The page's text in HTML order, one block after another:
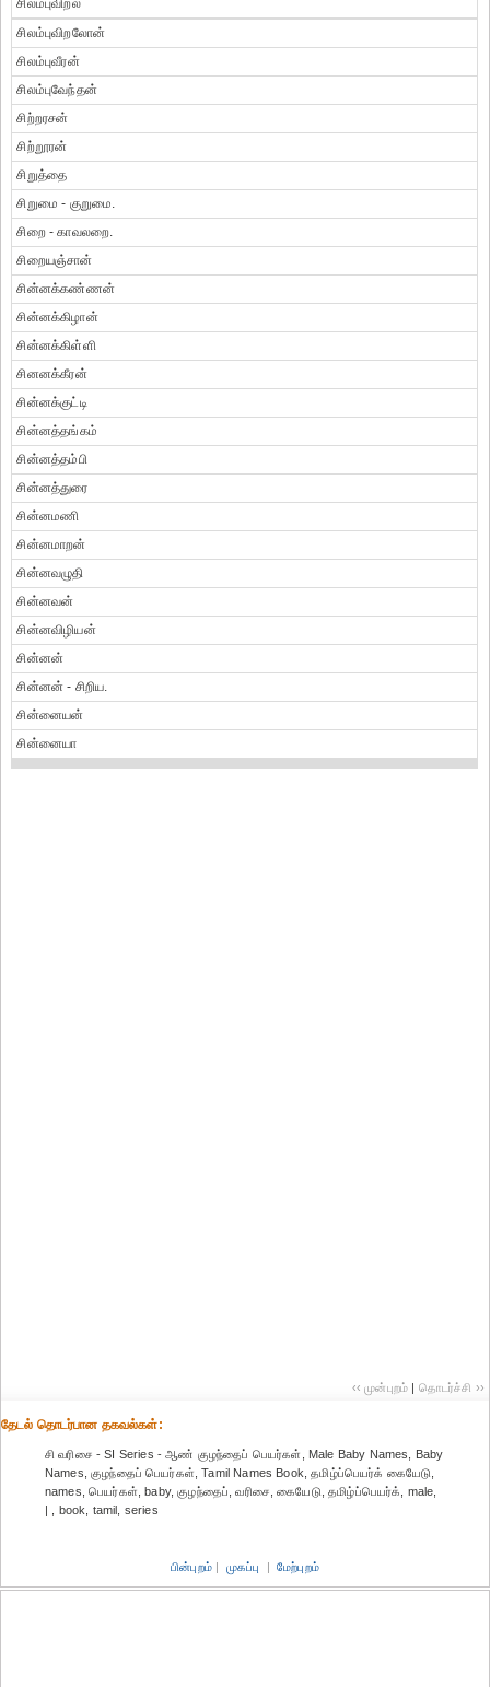
சிலம்புவிறல்
சிலம்புவிறலோன்
சிலம்புவீரன்
சிலம்புவேந்தன்
சிற்றரசன்
சிற்றூரன்
சிறுத்தை
சிறுமை - குறுமை.
சிறை - காவலறை.
சிறையஞ்சான்
சின்னக்கண்ணன்
சின்னக்கிழான்
சின்னக்கிள்ளி
சினனக்கீரன்
சின்னக்குட்டி
சின்னத்தங்கம்
சின்னத்தம்பி
சின்னத்துரை
சின்னமணி
சின்னமாறன்
சின்னவழுதி
சின்னவன்
சின்னவிழியன்
சின்னன்
சின்னன் - சிறிய.
சின்னையன்
சின்னையா
‹‹ முன்புறம் | தொடர்ச்சி ››
தேட‌ல் தொட‌ர்பான தகவ‌ல்க‌ள்:
சி வரிசை - SI Series - ஆண் குழந்தைப் பெயர்கள், Male Baby Names, Baby
Names, குழந்தைப் பெயர்கள், Tamil Names Book, தமிழ்ப்பெயர்க் கையேடு,
names, பெயர்கள், baby, குழந்தைப், வரிசை, கையேடு, தமிழ்ப்பெயர்க், male,
| , book, tamil, series
பின்புறம் | முகப்பு | மேற்புறம்